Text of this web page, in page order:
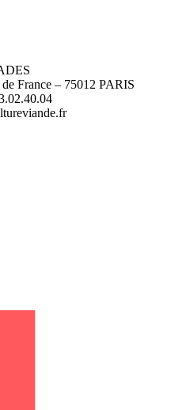
France – 75012 PARIS